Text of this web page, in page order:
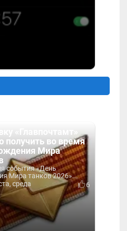
«Главпочтамт»
получить во время
Мира
события «День
Мира танков 2026»...
среда
6